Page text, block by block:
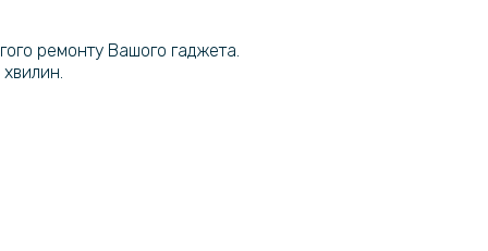
- накладка X&E для Xiaomi
ремонту Вашого гаджета.